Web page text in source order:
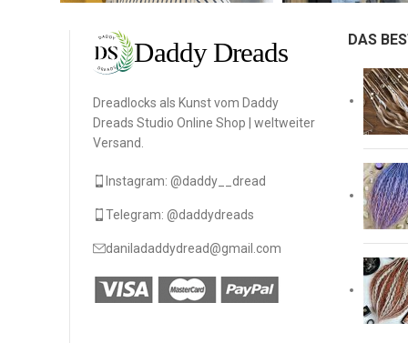
Dreadlocks als Kunst vom Daddy
Dreads Studio Online Shop | weltweiter
Versand.
Instagram: @daddy__dread
Telegram: @daddydreads
daniladaddydread@gmail.com
DAS